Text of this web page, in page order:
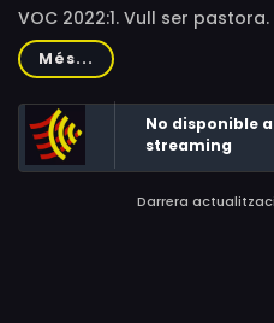
VOC 2022:1. Vull ser
2021) 2. Memòria Assonant.
2021) 3. Animal Salvatge.
2021) 4. L'última impressió.
2021)
Més...
No disponible
streaming
Darrera